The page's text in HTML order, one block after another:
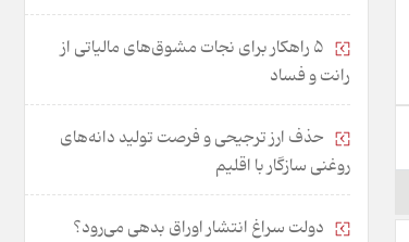
۵ راهکار برای نجات مشوق‌های مالیاتی از
رانت و فساد
حذف ارز ترجیحی و فرصت تولید دانه‌های
روغنی سازگار با اقلیم
دولت سراغ انتشار اوراق بدهی می‌رود؟